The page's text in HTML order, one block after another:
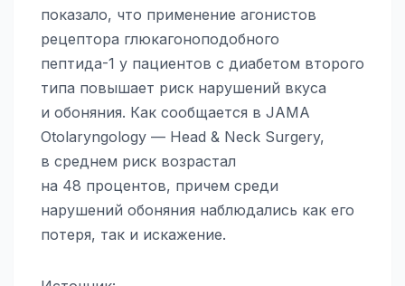
показало, что применение агонистов
рецептора глюкагоноподобного
пептида-1 у пациентов с диабетом второго
типа повышает риск нарушений вкуса
и обоняния. Как сообщается в JAMA
Otolaryngology — Head & Neck Surgery,
в среднем риск возрастал
на 48 процентов, причем среди
нарушений обоняния наблюдались как его
потеря, так и искажение.